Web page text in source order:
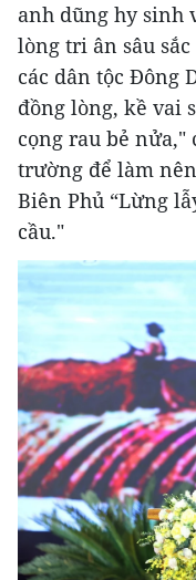
anh dũng hy sinh
lòng tri ân sâu
các dân tộc Đông
đồng lòng, kề vai
cọng rau bẻ
trường để làm
Biên Phủ “Lừng
cầu."